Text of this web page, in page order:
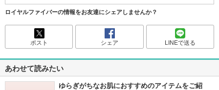
ロイヤルファイバーの情報をお友達にシェアしませんか？
ポスト シェア LINEで送る
あわせて読みたい
ゆらぎがちなお肌におすすめのアイテムをご紹